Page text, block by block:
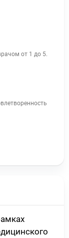
от 1 до 5.